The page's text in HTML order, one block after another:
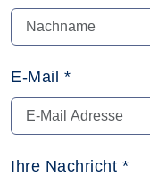
E-Mail *
Ihre Nachricht *